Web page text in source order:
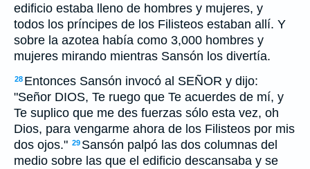
edificio estaba lleno de hombres y mujeres, y
todos los príncipes de los Filisteos estaban allí. Y
sobre la azotea había como 3,000 hombres y
mujeres mirando mientras Sansón los divertía.
28 Entonces Sansón invocó al SEÑOR y dijo:
"Señor DIOS, Te ruego que Te acuerdes de mí, y
Te suplico que me des fuerzas sólo esta vez, oh
Dios, para vengarme ahora de los Filisteos por mis
dos ojos." 29 Sansón palpó las dos columnas del
medio sobre las que el edificio descansaba y se